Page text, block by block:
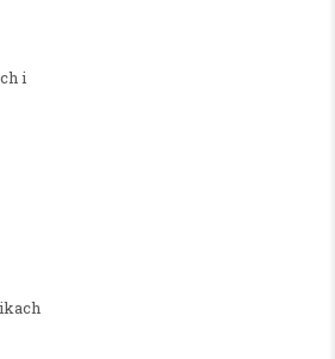
i